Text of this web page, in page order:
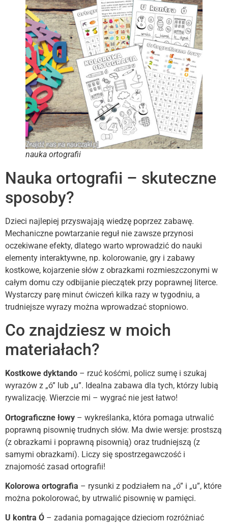
nauka ortografii
Nauka ortografii – skuteczne
sposoby?
Dzieci najlepiej przyswajają wiedzę poprzez zabawę.
Mechaniczne powtarzanie reguł nie zawsze przynosi
oczekiwane efekty, dlatego warto wprowadzić do nauki
elementy interaktywne, np. kolorowanie, gry i zabawy
kostkowe, kojarzenie słów z obrazkami rozmieszczonymi w
całym domu czy odbijanie pieczątek przy poprawnej literce.
Wystarczy parę minut ćwiczeń kilka razy w tygodniu, a
trudniejsze wyrazy można wprowadzać stopniowo.
Co znajdziesz w moich
materiałach?
Kostkowe dyktando – rzuć kośćmi, policz sumę i szukaj
wyrazów z „ó” lub „u”. Idealna zabawa dla tych, którzy lubią
rywalizację. Wierzcie mi – wygrać nie jest łatwo!
Ortograficzne łowy – wykreślanka, która pomaga utrwalić
poprawną pisownię trudnych słów. Ma dwie wersje: prostszą
(z obrazkami i poprawną pisownią) oraz trudniejszą (z
samymi obrazkami). Liczy się spostrzegawczość i
znajomość zasad ortografii!
Kolorowa ortografia – rysunki z podziałem na „ó” i „u”, które
można pokolorować, by utrwalić pisownię w pamięci.
U kontra Ó – zadania pomagające dzieciom rozróżniać